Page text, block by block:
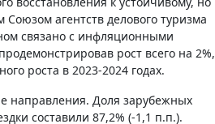
агентств делового туризма
связано с инфляционными
рост всего на 2%,
роста в 2023-2024 годах.
направления. Доля зарубежных
составили 87,2% (-1,1 п.п.).